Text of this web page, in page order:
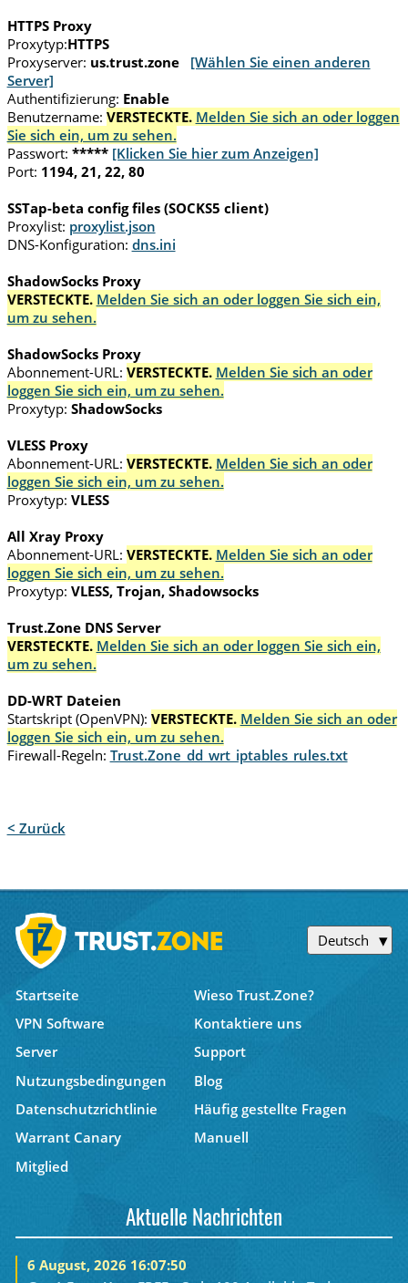
HTTPS Proxy
Proxytyp:HTTPS
Proxyserver: us.trust.zone
[Wählen Sie einen anderen
Server]
Authentifizierung: Enable
Benutzername: VERSTECKTE. Melden Sie sich an oder loggen
Sie sich ein, um zu sehen.
Passwort: ***** [Klicken Sie hier zum Anzeigen]
Port: 1194, 21, 22, 80
SSTap-beta config files (SOCKS5 client)
Proxylist: proxylist.json
DNS-Konfiguration: dns.ini
ShadowSocks Proxy
VERSTECKTE. Melden Sie sich an oder loggen Sie sich ein,
um zu sehen.
ShadowSocks Proxy
Abonnement-URL: VERSTECKTE. Melden Sie sich an oder
loggen Sie sich ein, um zu sehen.
Proxytyp: ShadowSocks
VLESS Proxy
Abonnement-URL: VERSTECKTE. Melden Sie sich an oder
loggen Sie sich ein, um zu sehen.
Proxytyp: VLESS
All Xray Proxy
Abonnement-URL: VERSTECKTE. Melden Sie sich an oder
loggen Sie sich ein, um zu sehen.
Proxytyp: VLESS, Trojan, Shadowsocks
Trust.Zone DNS Server
VERSTECKTE. Melden Sie sich an oder loggen Sie sich ein,
um zu sehen.
DD-WRT Dateien
Startskript (OpenVPN): VERSTECKTE. Melden Sie sich an oder
loggen Sie sich ein, um zu sehen.
Firewall-Regeln: Trust.Zone_dd_wrt_iptables_rules.txt
< Zurück
Deutsch
Startseite
Wieso Trust.Zone?
VPN Software
Kontaktiere uns
Server
Support
Nutzungsbedingungen
Blog
Datenschutzrichtlinie
Häufig gestellte Fragen
Warrant Canary
Manuell
Mitglied
Aktuelle Nachrichten
6 August, 2026 16:07:50